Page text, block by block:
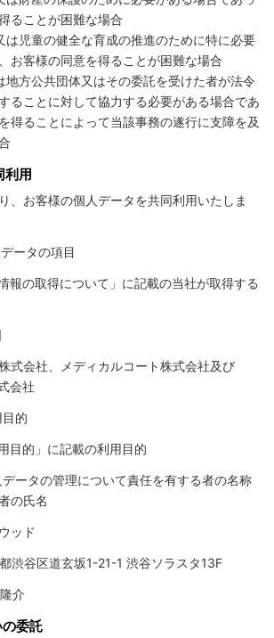
ることが困難な場合
児童の健全な育成の推進のために特に必要
お客様の同意を得ることが困難な場合
方公共団体又はその委託を受けた者が法令
ることに対して協力する必要がある場合であ
得ることによって当該事務の遂行に支障を及
利用
、お客様の個人データを共同利用いたしま
ータの項目
報の取得について」に記載の当社が取得する
式会社、メディカルコート株式会社及び
会社
的
目的」に記載の利用目的
ータの管理について責任を有する者の名称
の氏名
ッド
谷区道玄坂1-21-1 渋谷ソラスタ13F
介
委託